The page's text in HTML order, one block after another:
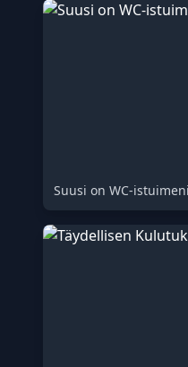
Suusi on WC-istuimeni